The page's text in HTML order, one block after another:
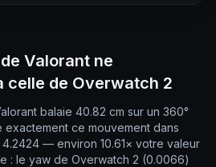
Valorant ne
celle de Overwatch 2
balaie 40.82 cm sur un 360°
ce mouvement dans
— environ 10.61× votre valeur
: le yaw de Overwatch 2 (0.0066)